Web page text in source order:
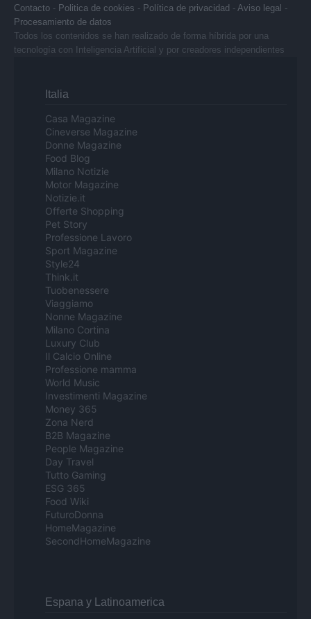
Contacto - Politica de cookies - Política de privacidad - Aviso legal -
Procesamiento de datos
Todos los contenidos se han realizado de forma híbrida por una
tecnología con Inteligencia Artificial y por creadores independientes
Italia
Casa Magazine
Cineverse Magazine
Donne Magazine
Food Blog
Milano Notizie
Motor Magazine
Notizie.it
Offerte Shopping
Pet Story
Professione Lavoro
Sport Magazine
Style24
Think.it
Tuobenessere
Viaggiamo
Nonne Magazine
Milano Cortina
Luxury Club
Il Calcio Online
Professione mamma
World Music
Investimenti Magazine
Money 365
Zona Nerd
B2B Magazine
People Magazine
Day Travel
Tutto Gaming
ESG 365
Food Wiki
FuturoDonna
HomeMagazine
SecondHomeMagazine
Espana y Latinoamerica